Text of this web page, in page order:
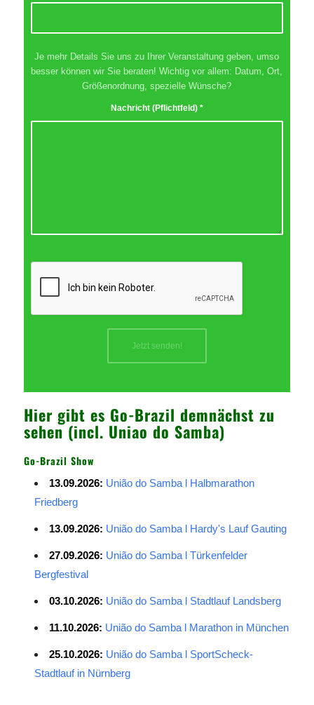
Je mehr Details Sie uns zu Ihrer Veranstaltung geben, umso
besser können wir Sie beraten! Wichtig vor allem: Datum, Ort,
Größenordnung, spezielle Wünsche?
Nachricht (Pflichtfeld) *
Hier gibt es Go-Brazil demnächst zu
sehen (incl. Uniao do Samba)
Go-Brazil Show
13.09.2026: União do Samba l Halbmarathon
Friedberg
13.09.2026: União do Samba l Hardy's Lauf Gauting
27.09.2026: União do Samba l Türkenfelder
Bergfestival
03.10.2026: União do Samba l Stadtlauf Landsberg
11.10.2026: União do Samba l Marathon in München
25.10.2026: União do Samba l SportScheck-
Stadtlauf in Nürnberg